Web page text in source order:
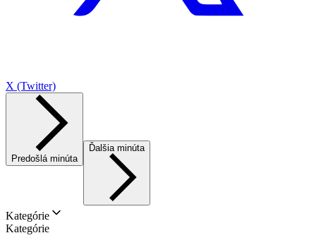
X (Twitter)
Predošlá minúta
Ďalšia minúta
Kategórie
Kategórie